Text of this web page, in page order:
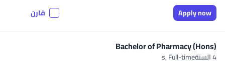
Apply now
قارن
Bachelor of Pharmacy (Hons)
4 السنةs, Full-time